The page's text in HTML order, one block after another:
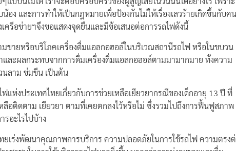
อง และการทำให้เป็นกฎหมายเพื่อป้องกันไม่ให้เรื่องเลวร้ายเกิดขึ้นกับคน
ครือข่ายฯจึงขอแสดงจุดยืนและมีข้อเสนอต่อการรถไฟดังนี้
มขายหรือบริโภคเครื่องดื่มแอลกอฮอล์ในบริเวณสถานีรถไฟ หรือในขบวน
ละผลกระทบจากการดื่มเครื่องดื่มแอลกอฮอล์ตามมามากมาย ทั้งความ
นลาม ข่มขืน เป็นต้น
แห่งประเทศไทยเกี่ยวกับการช่วยเหลือเยียวยากรณีของเด็กอายุ 13 ปี ที่
อติดตาม เยียวยา ตามที่เคยตกลงไว้หรือไม่ ซึ่งรวมไปถึงการฟื้นฟูสภาพ
รอะไรไปบ้าง
ทยเร่งพัฒนาคุณภาพการบริการ ความปลอดภัยในการใช้รถไฟ ความตรงต่อ
ะชาชนในการใช้บริการรถไฟมากยิ่งขึ้น มากกว่าการมุ่งจะขายและดื่ม